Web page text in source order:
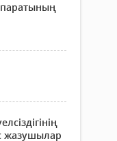
жазушылар